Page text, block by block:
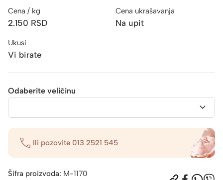
Cena / kg
2.150 RSD
Cena ukrašavanja
Na upit
Ukusi
Vi birate
Odaberite veličinu
Ili pozovite 013 2521 545
Šifra proizvoda: M-1170